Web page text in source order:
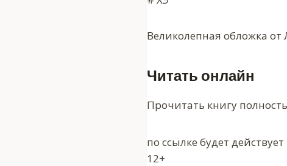
Великолепная обложка от
Читать онлайн
Прочитать книгу
по ссылке будет
12+